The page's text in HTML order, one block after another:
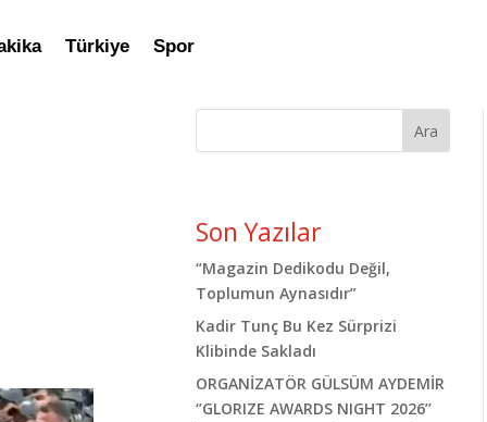
Türkiye Spor
Ara
Son Yazılar
“Magazin Dedikodu Değil,
Toplumun Aynasıdır”
Kadir Tunç Bu Kez Sürprizi
Klibinde Sakladı
ORGANİZATÖR GÜLSÜM AYDEMİR
‘’GLORIZE AWARDS NIGHT 2026’’